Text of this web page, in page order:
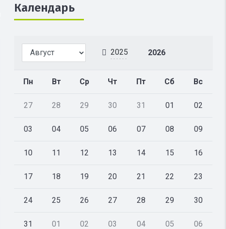
Календарь
2025 2026
Пн Вт Ср Чт Пт Сб Вс
27 28 29 30 31 01 02
03 04 05 06 07 08 09
10 11 12 13 14 15 16
17 18 19 20 21 22 23
24 25 26 27 28 29 30
31 01 02 03 04 05 06